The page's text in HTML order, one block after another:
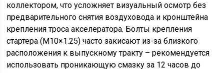
коллектором, что усложняет визуальный осмотр без
предварительного снятия воздуховода и кронштейна
крепления троса акселератора. Болты крепления
стартера (M10×1.25) часто закисают из-за близкого
расположения к выпускному тракту – рекомендуется
использовать проникающую смазку за 12 часов до